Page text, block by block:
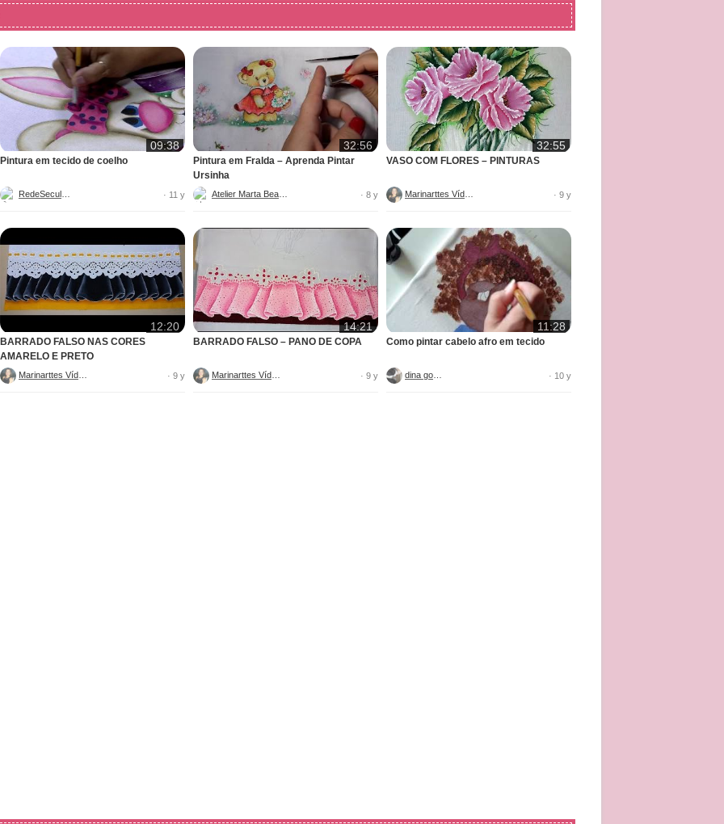
09:38
Pintura em tecido de coelho
· 11 y
32:56
Pintura em Fralda – Aprenda Pintar
Ursinha
· 8 y
32:55
VASO COM FLORES – PINTURAS
· 9 y
12:20
BARRADO FALSO NAS CORES
AMARELO E PRETO
· 9 y
14:21
BARRADO FALSO – PANO DE COPA
· 9 y
11:28
Como pintar cabelo afro em tecido
· 10 y